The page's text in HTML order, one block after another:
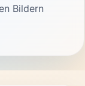
Bildern